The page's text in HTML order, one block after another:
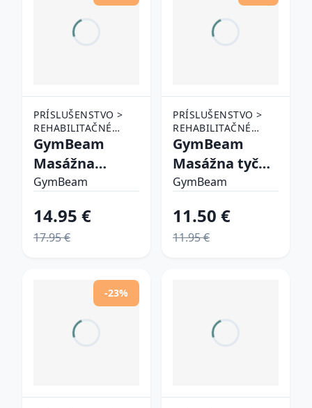
PRÍSLUŠENSTVO >
REHABILITAČNÉ
POMÔCKY >
MASÁŽNE POMÔCKY
GymBeam
Masážna
pomôcka
Orange
GymBeam
14.95 €
17.95 €
PRÍSLUŠENSTVO >
REHABILITAČNÉ
POMÔCKY >
MASÁŽNE POMÔCKY
GymBeam
Masážna tyč
Roller
GymBeam
11.50 €
11.95 €
-23%